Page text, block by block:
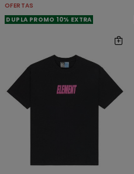
OFERTAS
DUPLA PROMO 10% EXTRA